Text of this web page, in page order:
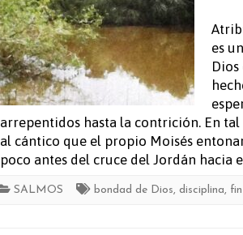
es
arrepentidos hasta la contrición. En
al cántico que el propio Moisés
poco antes del cruce del Jordán hacia
SALMOS bondad de Dios, disciplina,